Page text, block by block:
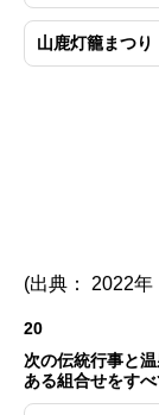
山鹿灯籠まつ
(出典： 2022年
20
次の伝統行事と
ある組合せをすべ